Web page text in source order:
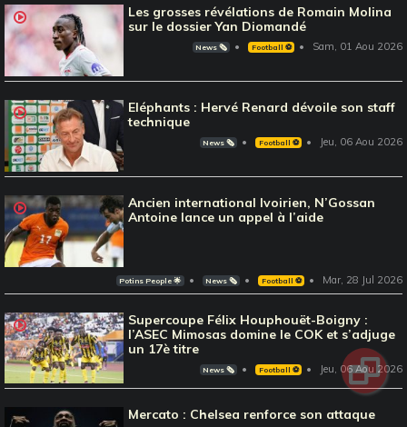
Les grosses révélations de Romain Molina
sur le dossier Yan Diomandé
News 🗞️ Football ⚽️ Sam, 01 Aou 2026
Eléphants : Hervé Renard dévoile son staff
technique
News 🗞️ Football ⚽️ Jeu, 06 Aou 2026
Ancien international Ivoirien, N’Gossan
Antoine lance un appel à l’aide
Potins People 🌟 News 🗞️ Football ⚽️ Mar, 28 Jul 2026
Supercoupe Félix Houphouët-Boigny :
l’ASEC Mimosas domine le COK et s’adjuge
un 17è titre
News 🗞️ Football ⚽️ Jeu, 06 Aou 2026
Mercato : Chelsea renforce son attaque